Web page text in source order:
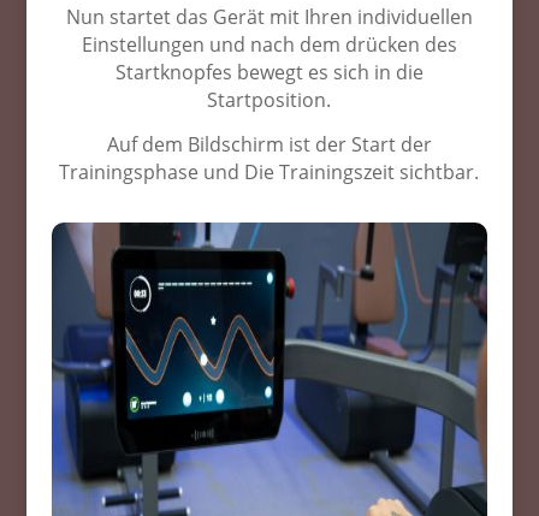
Nun startet das Gerät mit Ihren individuellen
Einstellungen und nach dem drücken des
Startknopfes bewegt es sich in die
Startposition.
Auf dem Bildschirm ist der Start der
Trainingsphase und Die Trainingszeit sichtbar.